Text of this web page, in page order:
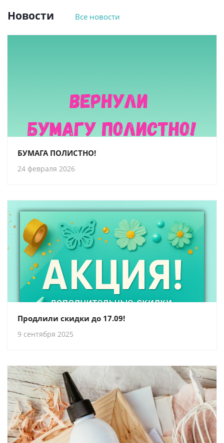
Новости Все новости
БУМАГА ПОЛИСТНО!
24 февраля 2026
Продлили скидки до 17.09!
9 сентября 2025